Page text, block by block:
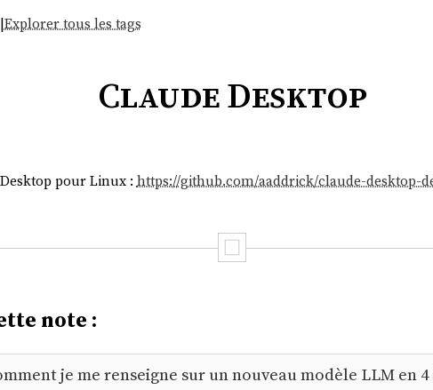
|Explorer tous les tags
Claude Desktop
pour Linux : https://github.com/aaddrick/claude-desktop-
note :
je me renseigne sur un nouveau modèle LLM en 4